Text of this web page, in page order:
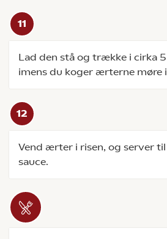
Lad den stå og trække i cirka
imens du koger ærterne møre
Vend ærter i risen, og server
sauce.